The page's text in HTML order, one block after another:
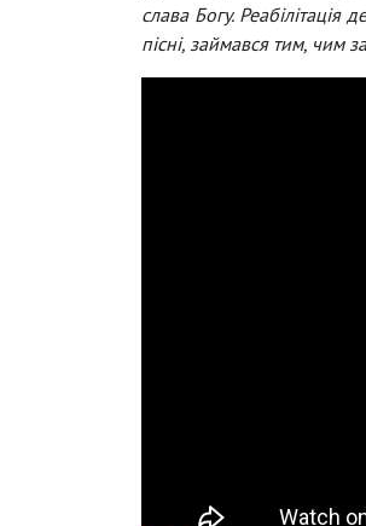
слава Богу. Реабілітація
пісні, займався тим, чим